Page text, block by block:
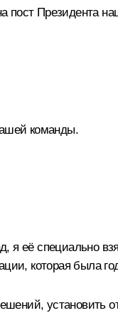
Президента
команды.
я её специально
которая была
установить